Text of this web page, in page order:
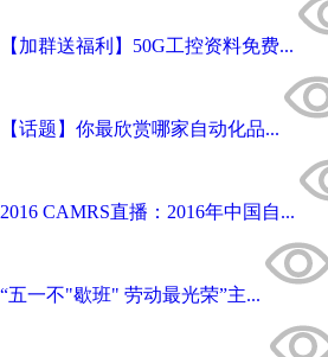
【加群送福利】50G工控资料免费...
【话题】你最欣赏哪家自动化品...
2016 CAMRS直播：2016年中国自...
“五一不"歇班" 劳动最光荣”主...